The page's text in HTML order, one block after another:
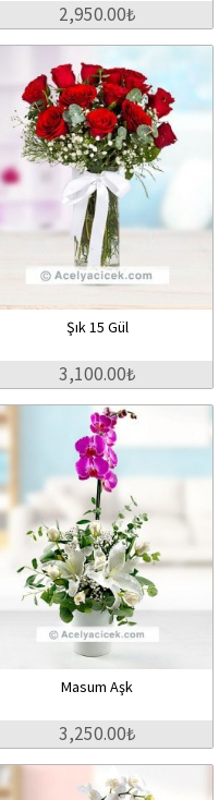
2,950.00₺
Şık 15 Gül
3,100.00₺
Masum Aşk
3,250.00₺